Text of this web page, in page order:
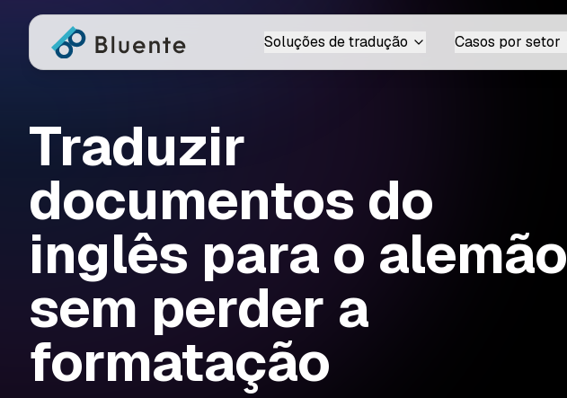
Soluções de tradução Casos por setor
Traduzir
documentos do
inglês para o alemão
sem perder a
formatação